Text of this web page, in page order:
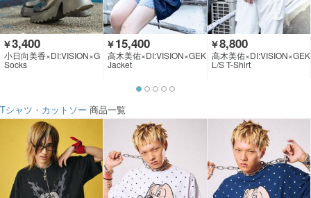
￥3,400
小日向美香×DI:VISION×G
EKIROCK CLOTHING
Socks
￥15,400
高木美佑×DI:VISION×GEK
IROCK CLOTHING
Jacket
￥8,800
高木美佑×DI:VISION×GEK
IROCK CLOTHING
L/S T-Shirt
Tシャツ・カットソー 商品一覧